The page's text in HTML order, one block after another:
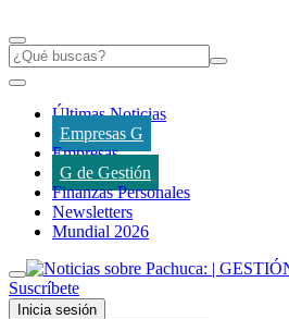
Últimas Noticias
Empresas G
Empresas
G de Gestión
Finanzas Personales
Newsletters
Mundial 2026
Suscríbete
Inicia sesión